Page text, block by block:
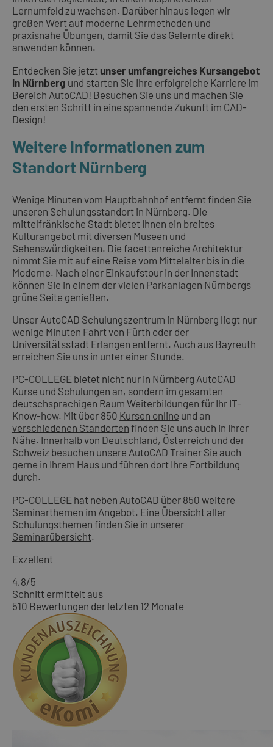
Lernumfeld zu wachsen. Darüber hinaus legen wir
großen Wert auf moderne Lehrmethoden und
praxisnahe Übungen, damit Sie das Gelernte direkt
anwenden können.
Entdecken Sie jetzt unser umfangreiches Kursangebot
in Nürnberg und starten Sie Ihre erfolgreiche Karriere im
Bereich AutoCAD! Besuchen Sie uns und machen Sie
den ersten Schritt in eine spannende Zukunft im CAD-
Design!
Weitere Informationen zum
Standort Nürnberg
Wenige Minuten vom Hauptbahnhof entfernt finden Sie
unseren Schulungsstandort in Nürnberg. Die
mittelfränkische Stadt bietet Ihnen ein breites
Kulturangebot mit diversen Museen und
Sehenswürdigkeiten. Die facettenreiche Architektur
nimmt Sie mit auf eine Reise vom Mittelalter bis in die
Moderne. Nach einer Einkaufstour in der Innenstadt
können Sie in einem der vielen Parkanlagen Nürnbergs
grüne Seite genießen.
Unser AutoCAD Schulungszentrum in Nürnberg liegt nur
wenige Minuten Fahrt von Fürth oder der
Universitätsstadt Erlangen entfernt. Auch aus Bayreuth
erreichen Sie uns in unter einer Stunde.
PC-COLLEGE bietet nicht nur in Nürnberg AutoCAD
Kurse und Schulungen an, sondern im gesamten
deutschsprachigen Raum Weiterbildungen für Ihr IT-
Know-how. Mit über 850 Kursen online und an
verschiedenen Standorten finden Sie uns auch in Ihrer
Nähe. Innerhalb von Deutschland, Österreich und der
Schweiz besuchen unsere AutoCAD Trainer Sie auch
gerne in Ihrem Haus und führen dort Ihre Fortbildung
durch.
PC-COLLEGE hat neben AutoCAD über 850 weitere
Seminarthemen im Angebot. Eine Übersicht aller
Schulungsthemen finden Sie in unserer
Seminarübersicht.
Exzellent
4,8/5
Schnitt ermittelt aus
510 Bewertungen der letzten 12 Monate